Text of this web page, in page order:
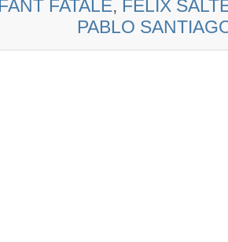
FATALE, FELIX
PABLO